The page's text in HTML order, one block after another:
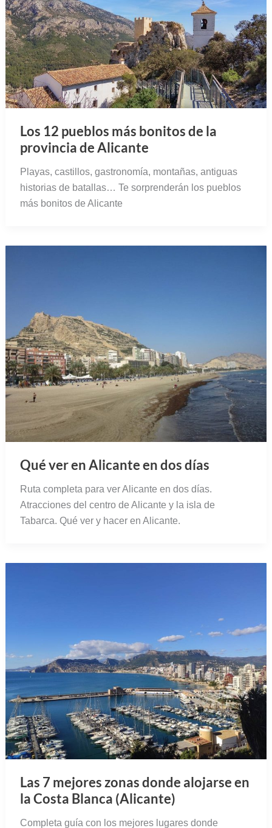
Los 12 pueblos más bonitos de la
provincia de Alicante
Playas, castillos, gastronomía, montañas, antiguas
historias de batallas… Te sorprenderán los pueblos
más bonitos de Alicante
Qué ver en Alicante en dos días
Ruta completa para ver Alicante en dos días.
Atracciones del centro de Alicante y la isla de
Tabarca. Qué ver y hacer en Alicante.
Las 7 mejores zonas donde alojarse en
la Costa Blanca (Alicante)
Completa guía con los mejores lugares donde